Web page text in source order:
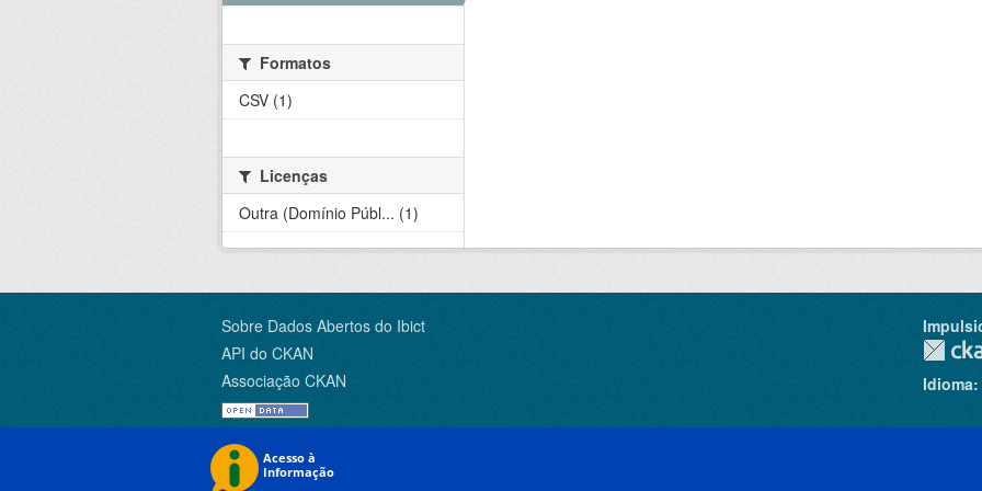
Formatos
CSV (1)
Licenças
Outra (Domínio Públ... (1)
Sobre Dados Abertos do Ibict
API do CKAN
Associação CKAN
Idioma